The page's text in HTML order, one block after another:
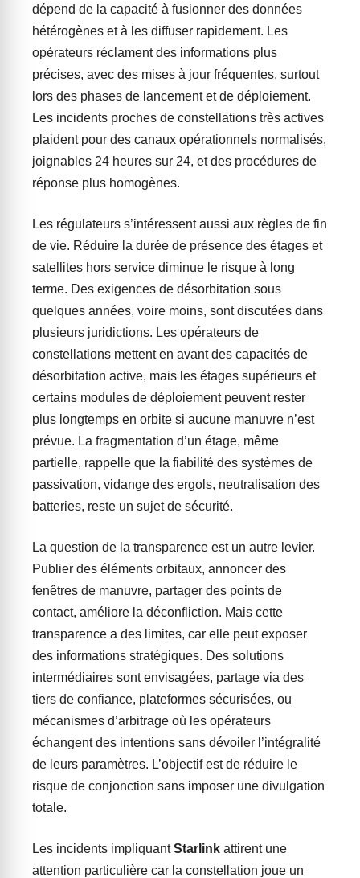
dépend de la capacité à fusionner des données
hétérogènes et à les diffuser rapidement. Les
opérateurs réclament des informations plus
précises, avec des mises à jour fréquentes, surtout
lors des phases de lancement et de déploiement.
Les incidents proches de constellations très actives
plaident pour des canaux opérationnels normalisés,
joignables 24 heures sur 24, et des procédures de
réponse plus homogènes.
Les régulateurs s’intéressent aussi aux règles de fin
de vie. Réduire la durée de présence des étages et
satellites hors service diminue le risque à long
terme. Des exigences de désorbitation sous
quelques années, voire moins, sont discutées dans
plusieurs juridictions. Les opérateurs de
constellations mettent en avant des capacités de
désorbitation active, mais les étages supérieurs et
certains modules de déploiement peuvent rester
plus longtemps en orbite si aucune manuvre n’est
prévue. La fragmentation d’un étage, même
partielle, rappelle que la fiabilité des systèmes de
passivation, vidange des ergols, neutralisation des
batteries, reste un sujet de sécurité.
La question de la transparence est un autre levier.
Publier des éléments orbitaux, annoncer des
fenêtres de manuvre, partager des points de
contact, améliore la déconfliction. Mais cette
transparence a des limites, car elle peut exposer
des informations stratégiques. Des solutions
intermédiaires sont envisagées, partage via des
tiers de confiance, plateformes sécurisées, ou
mécanismes d’arbitrage où les opérateurs
échangent des intentions sans dévoiler l’intégralité
de leurs paramètres. L’objectif est de réduire le
risque de conjonction sans imposer une divulgation
totale.
Les incidents impliquantStarlink attirent une
attention particulière car la constellation joue un